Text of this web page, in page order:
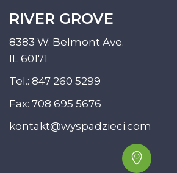
RIVER GROVE
8383 W. Belmont Ave.
IL 60171
Tel.: 847 260 5299
Fax: 708 695 5676
kontakt@wyspadzieci.com